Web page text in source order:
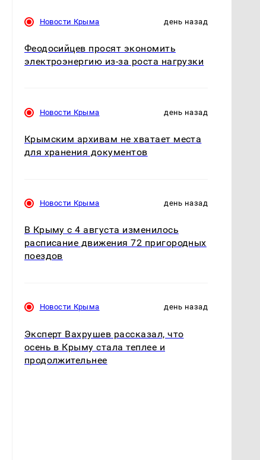
Новости Крыма день назад
Феодосийцев просят экономить
электроэнергию из-за роста нагрузки
Новости Крыма день назад
Крымским архивам не хватает места
для хранения документов
Новости Крыма день назад
В Крыму с 4 августа изменилось
расписание движения 72 пригородных
поездов
Новости Крыма день назад
Эксперт Вахрушев рассказал, что
осень в Крыму стала теплее и
продолжительнее